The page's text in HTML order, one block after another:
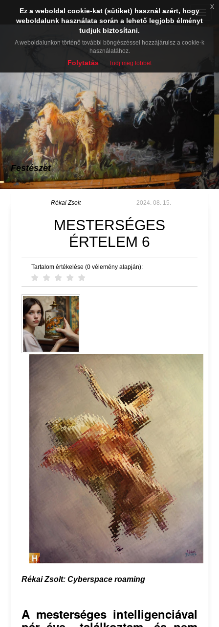
Toggle
Festészet
Rékai Zsolt 2024. 08. 15.
MESTERSÉGES
ÉRTELEM 6
Tartalom értékelése (0 vélemény alapján):
Rékai Zsolt: Cyberspace roaming
A mesterséges intelligenciával
Ez a weboldal cookie-kat (sütiket) használ azért, hogy
weboldalunk használata során a lehető legjobb élményt
tudjuk biztosítani.
A weboldalunkon történő további böngészéssel hozzájárulsz a cookie-k
használatához.
Folytatás Tudj meg többet
x